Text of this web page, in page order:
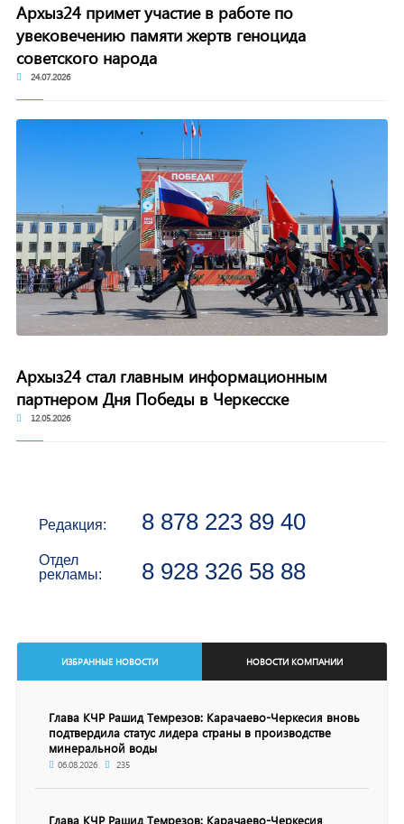
Архыз24 примет участие в работе по
увековечению памяти жертв геноцида
советского народа
24.07.2026
Архыз24 стал главным информационным
партнером Дня Победы в Черкесске
12.05.2026
Редакция: 8 878 223 89 40
Отдел
рекламы:
8 928 326 58 88
ИЗБРАННЫЕ НОВОСТИ НОВОСТИ КОМПАНИИ
Глава КЧР Рашид Темрезов: Карачаево-Черкесия вновь
подтвердила статус лидера страны в производстве
минеральной воды
06.08.2026 235
Глава КЧР Рашид Темрезов: Карачаево-Черкесия